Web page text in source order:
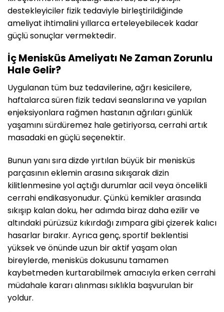
destekleyiciler fizik tedaviyle birleştirildiğinde
ameliyat ihtimalini yıllarca erteleyebilecek kadar
güçlü sonuçlar vermektedir.
İç Menisküs Ameliyatı Ne Zaman Zorunlu
Hale Gelir?
Uygulanan tüm buz tedavilerine, ağrı kesicilere,
haftalarca süren fizik tedavi seanslarına ve yapılan
enjeksiyonlara rağmen hastanın ağrıları günlük
yaşamını sürdüremez hale getiriyorsa, cerrahi artık
masadaki en güçlü seçenektir.
Bunun yanı sıra dizde yırtılan büyük bir menisküs
parçasının eklemin arasına sıkışarak dizin
kilitlenmesine yol açtığı durumlar acil veya öncelikli
cerrahi endikasyonudur. Çünkü kemikler arasında
sıkışıp kalan doku, her adımda biraz daha ezilir ve
altındaki pürüzsüz kıkırdağı zımpara gibi çizerek kalıcı
hasarlar bırakır. Ayrıca genç, sportif beklentisi
yüksek ve önünde uzun bir aktif yaşam olan
bireylerde, menisküs dokusunu tamamen
kaybetmeden kurtarabilmek amacıyla erken cerrahi
müdahale kararı alınması sıklıkla başvurulan bir
yoldur.